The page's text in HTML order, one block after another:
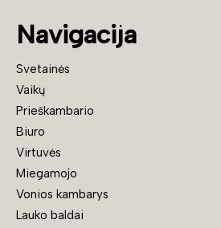
Navigacija
Svetainės
Vaikų
Prieškambario
Biuro
Virtuvės
Miegamojo
Vonios kambarys
Lauko baldai